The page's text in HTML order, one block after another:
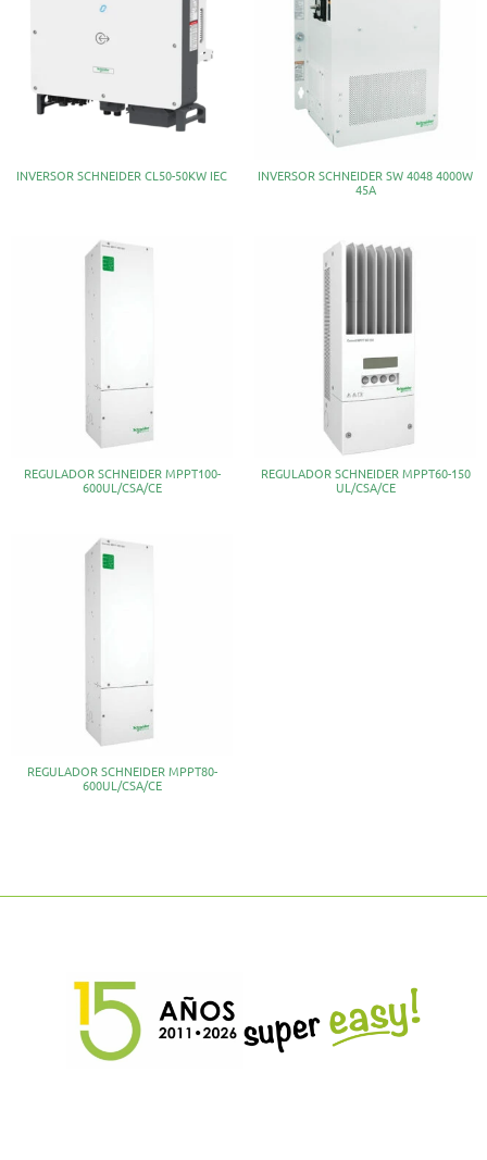
INVERSOR SCHNEIDER CL50-50KW IEC
INVERSOR SCHNEIDER SW 4048 4000W
45A
REGULADOR SCHNEIDER MPPT100-
600UL/CSA/CE
REGULADOR SCHNEIDER MPPT60-150
UL/CSA/CE
REGULADOR SCHNEIDER MPPT80-
600UL/CSA/CE